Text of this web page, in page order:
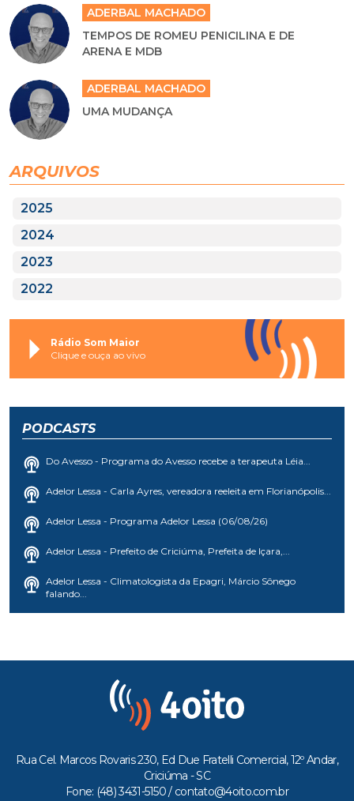
ADERBAL MACHADO
TEMPOS DE ROMEU PENICILINA E DE
ARENA E MDB
ADERBAL MACHADO
UMA MUDANÇA
ARQUIVOS
2025
2024
2023
2022
Rádio Som Maior
Clique e ouça ao vivo
PODCASTS
Do Avesso - Programa do Avesso recebe a terapeuta Léia...
Adelor Lessa - Carla Ayres, vereadora reeleita em Florianópolis...
Adelor Lessa - Programa Adelor Lessa (06/08/26)
Adelor Lessa - Prefeito de Criciúma, Prefeita de Içara,...
Adelor Lessa - Climatologista da Epagri, Márcio Sônego
falando...
Rua Cel. Marcos Rovaris 230, Ed Due Fratelli Comercial, 12º Andar,
Criciúma - SC
Fone: (48) 3431-5150 / contato@4oito.com.br